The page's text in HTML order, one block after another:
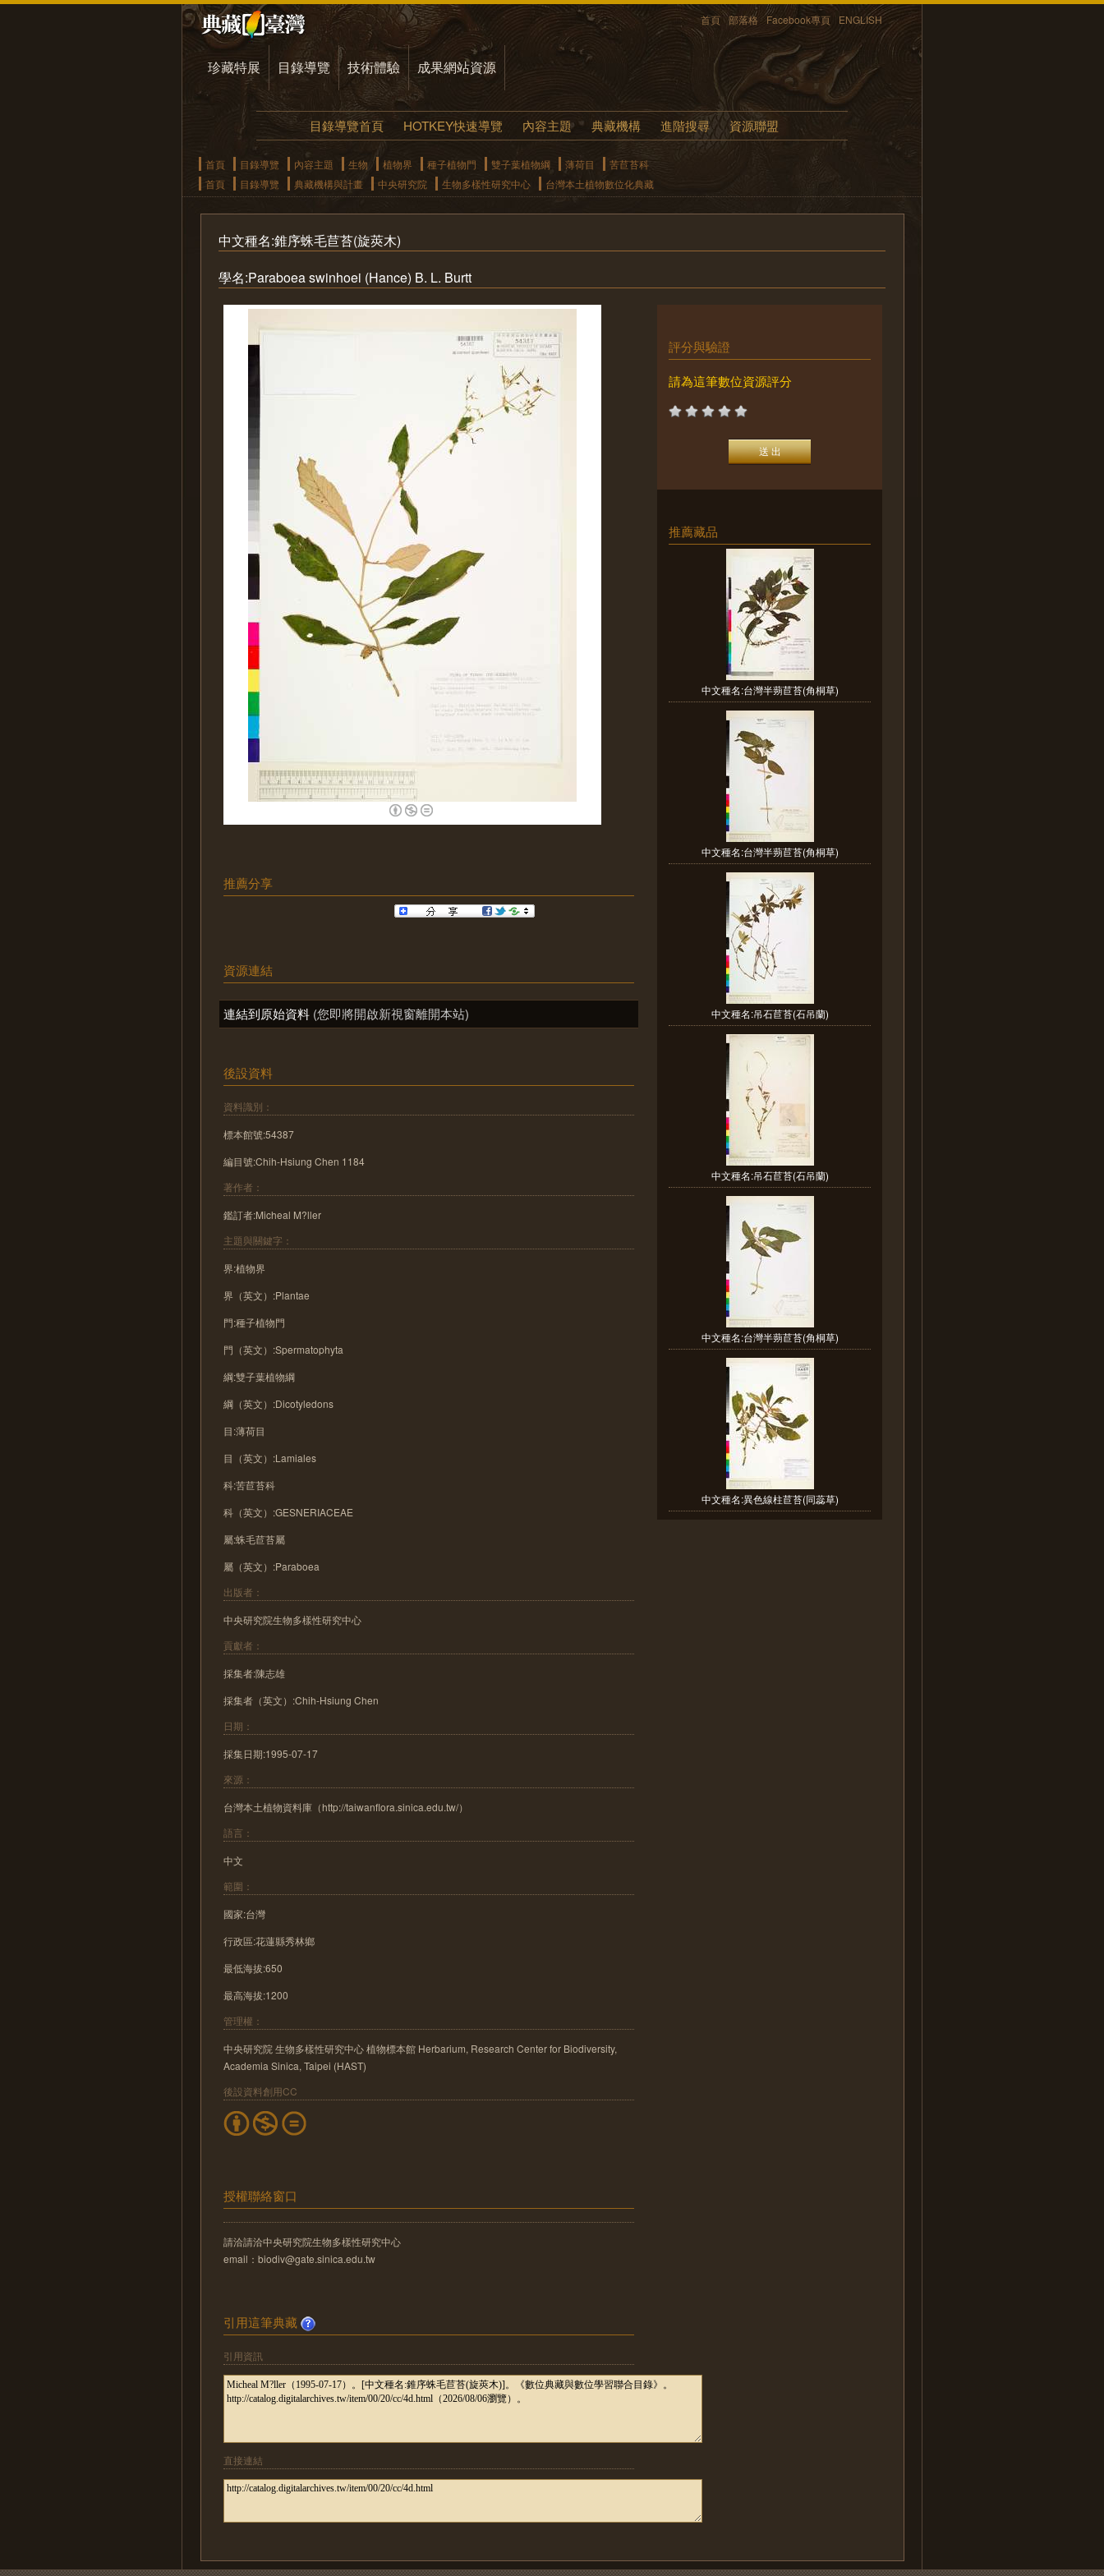
首頁 部落格 Facebook專頁 ENGLISH
珍藏特展 目錄導覽 技術體驗 成果網站資源
目錄導覽首頁 HOTKEY快速導覽 內容主題 典藏機構 進階搜尋 資源聯盟
首頁 目錄導覽 內容主題 生物 植物界 種子植物門 雙子葉植物綱 薄荷目
苦苣苔科
首頁
目錄導覽 典藏機構與計畫 中央研究院 生物多樣性研究中心 台灣本土植物數位化典藏
中文種名:錐序蛛毛苣苔(旋莢木)
學名:Paraboea swinhoei (Hance) B. L. Burtt
推薦分享
資源連結
連結到原始資料 (您即將開啟新視窗離開本站)
後設資料
資料識別：
標本館號:54387
編目號:Chih-Hsiung Chen 1184
著作者：
鑑訂者:Micheal M?ller
主題與關鍵字：
界:植物界
界（英文）:Plantae
門:種子植物門
門（英文）:Spermatophyta
綱:雙子葉植物綱
綱（英文）:Dicotyledons
目:薄荷目
目（英文）:Lamiales
科:苦苣苔科
科（英文）:GESNERIACEAE
屬:蛛毛苣苔屬
屬（英文）:Paraboea
出版者：
中央研究院生物多樣性研究中心
貢獻者：
採集者:陳志雄
採集者（英文）:Chih-Hsiung Chen
日期：
採集日期:1995-07-17
來源：
台灣本土植物資料庫（http://taiwanflora.sinica.edu.tw/）
語言：
中文
範圍：
國家:台灣
行政區:花蓮縣秀林鄉
最低海拔:650
最高海拔:1200
管理權：
中央研究院 生物多樣性研究中心 植物標本館 Herbarium, Research Center for Biodiversity,
Academia Sinica, Taipei (HAST)
後設資料創用CC
授權聯絡窗口
請洽請洽中央研究院生物多樣性研究中心
email：biodiv@gate.sinica.edu.tw
引用這筆典藏
引用資訊
直接連結
評分與驗證
請為這筆數位資源評分
推薦藏品
中文種名:台灣半蒴苣苔(角桐草)
中文種名:台灣半蒴苣苔(角桐草)
中文種名:吊石苣苔(石吊蘭)
中文種名:吊石苣苔(石吊蘭)
中文種名:台灣半蒴苣苔(角桐草)
中文種名:異色線柱苣苔(同蕊草)